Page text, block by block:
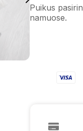
Puikus
namuose.